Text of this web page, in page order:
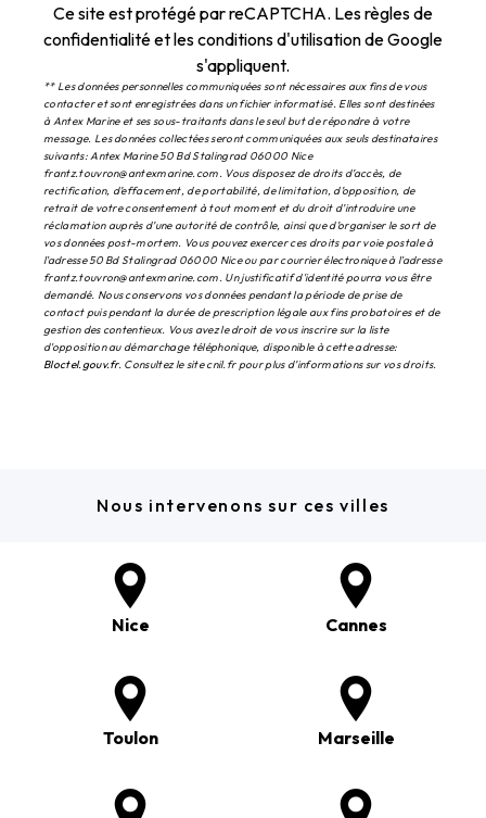
Ce site est protégé par reCAPTCHA. Lesrègles de
confidentialitéet lesconditions d'utilisationde Google
s'appliquent.
** Les données personnelles communiquées sont nécessaires aux fins de vous
contacter et sont enregistrées dans un fichier informatisé. Elles sont destinées
à Antex Marine et ses sous-traitants dans le seul but de répondre à votre
message. Les données collectées seront communiquées aux seuls destinataires
suivants: Antex Marine 50 Bd Stalingrad 06000 Nice
frantz.touvron@antexmarine.com. Vous disposez de droits d’accès, de
rectification, d’effacement, de portabilité, de limitation, d’opposition, de
retrait de votre consentement à tout moment et du droit d’introduire une
réclamation auprès d’une autorité de contrôle, ainsi que d’organiser le sort de
vos données post-mortem. Vous pouvez exercer ces droits par voie postale à
l'adresse 50 Bd Stalingrad 06000 Nice ou par courrier électronique à l'adresse
frantz.touvron@antexmarine.com. Un justificatif d'identité pourra vous être
demandé. Nous conservons vos données pendant la période de prise de
contact puis pendant la durée de prescription légale aux fins probatoires et de
gestion des contentieux. Vous avez le droit de vous inscrire sur la liste
d'opposition au démarchage téléphonique, disponible à cette adresse:
Bloctel.gouv.fr. Consultez le site cnil.fr pour plus d’informations sur vos droits.
Nous intervenons sur ces villes
Nice Cannes
Toulon Marseille